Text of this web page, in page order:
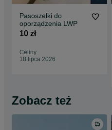
Pasoszelki do
oporządzenia LWP
10 zł
Celiny
18 lipca 2026
Zobacz też